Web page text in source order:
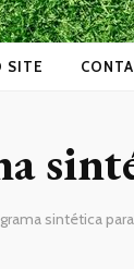
SITE
sintética